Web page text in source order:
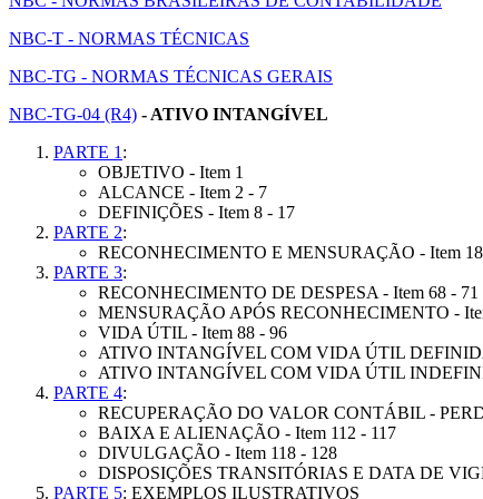
NBC-T - NORMAS TÉCNICAS
NBC-TG - NORMAS TÉCNICAS GERAIS
NBC-TG-04 (R4) - ATIVO INTANGÍVEL
PARTE 1 :
OBJETIVO - Item 1
ALCANCE - Item 2 - 7
DEFINIÇÕES - Item 8 - 17
PARTE 2:
RECONHECIMENTO E MENSURAÇÃO - Item
PARTE 3:
RECONHECIMENTO DE DESPESA - Item 68 - 71
MENSURAÇÃO APÓS RECONHECIMENTO -
VIDA ÚTIL - Item 88 - 96
ATIVO INTANGÍVEL COM VIDA ÚTIL
ATIVO INTANGÍVEL COM VIDA ÚTIL
PARTE 4:
RECUPERAÇÃO DO VALOR CONTÁBIL -
BAIXA E ALIENAÇÃO - Item 112 - 117
DIVULGAÇÃO - Item 118 - 128
DISPOSIÇÕES TRANSITÓRIAS E DATA DE
PARTE 5: EXEMPLOS ILUSTRATIVOS